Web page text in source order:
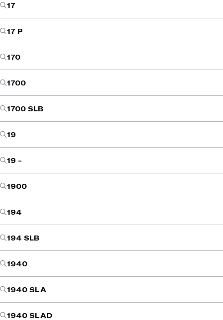
17
17 P
170
1700
1700 SLB
19
19 -
1900
194
194 SLB
1940
1940 SL A
1940 SL AD